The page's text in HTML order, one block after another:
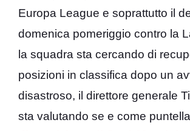
Europa League e soprattutto il
domenica pomeriggio contro la
la squadra sta cercando di
posizioni in classifica dopo un
disastroso, il direttore generale
sta valutando se e come